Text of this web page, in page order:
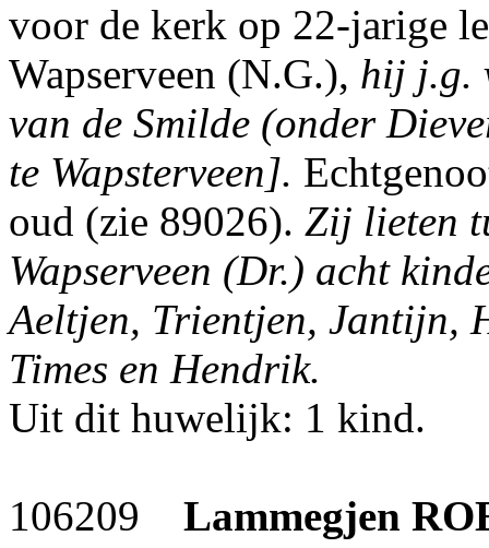
voor de kerk op 22-jarige
Wapserveen (N.G.), hij j.g.
van de Smilde (onder
te Wapsterveen].
oud (zie 89026). Zij lieten
Wapserveen (Dr.) acht
Aeltjen, Trientjen, Jantijn,
Times en Hendrik.
Uit dit huwelijk: 1 kind.
106209 Lammegjen